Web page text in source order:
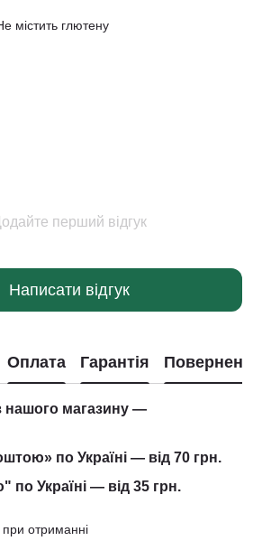
містить глютену
перший відгук
Написати відгук
Оплата Гарантія Повернення
нашого магазину —
по Україні — від 70 грн.
Україні — від 35 грн.
отриманні